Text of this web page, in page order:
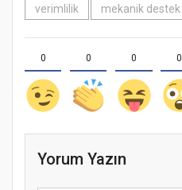
verimlilik mekanik destek
0 0 0 0
Yorum Yazın